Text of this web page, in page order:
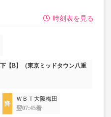
時刻表を見る
【B】（東京ミッドタウン八重
ＷＢＴ大阪梅田
翌07:45着